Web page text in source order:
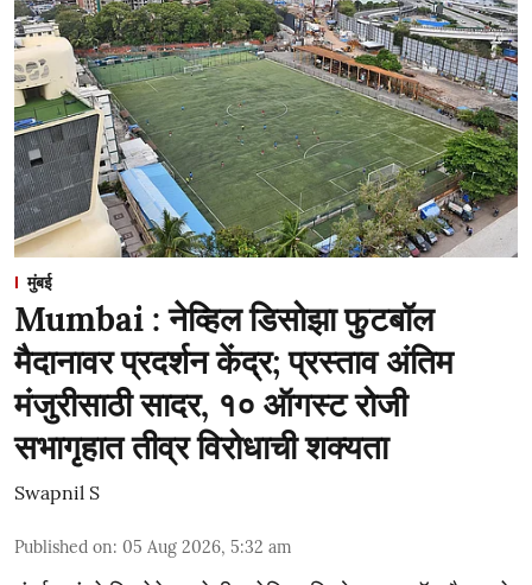
मुंबई
Mumbai : नेव्हिल डिसोझा फुटबॉल
मैदानावर प्रदर्शन केंद्र; प्रस्ताव अंतिम
मंजुरीसाठी सादर, १० ऑगस्ट रोजी
सभागृहात तीव्र विरोधाची शक्यता
Swapnil S
Published on: 05 Aug 2026, 5:32 am